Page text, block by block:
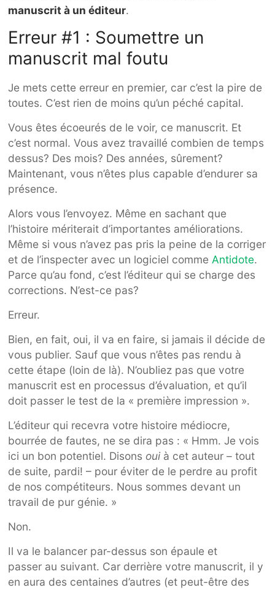
manuscrit à un éditeur.
Erreur #1 : Soumettre un
manuscrit mal foutu
Je mets cette erreur en premier, car c’est la pire de
toutes. C’est rien de moins qu’un péché capital.
Vous êtes écoeurés de le voir, ce manuscrit. Et
c’est normal. Vous avez travaillé combien de temps
dessus? Des mois? Des années, sûrement?
Maintenant, vous n’êtes plus capable d’endurer sa
présence.
Alors vous l’envoyez. Même en sachant que
l’histoire mériterait d’importantes améliorations.
Même si vous n’avez pas pris la peine de la corriger
et de l’inspecter avec un logiciel comme Antidote.
Parce qu’au fond, c’est l’éditeur qui se charge des
corrections. N’est-ce pas?
Erreur.
Bien, en fait, oui, il va en faire, si jamais il décide de
vous publier. Sauf que vous n’êtes pas rendu à
cette étape (loin de là). N’oubliez pas que votre
manuscrit est en processus d’évaluation, et qu’il
doit passer le test de la « première impression ».
L’éditeur qui recevra votre histoire médiocre,
bourrée de fautes, ne se dira pas : « Hmm. Je vois
ici un bon potentiel. Disons oui à cet auteur – tout
de suite, pardi! – pour éviter de le perdre au profit
de nos compétiteurs. Nous sommes devant un
travail de pur génie. »
Non.
Il va le balancer par-dessus son épaule et
passer au suivant. Car derrière votre manuscrit, il y
en aura des centaines d’autres (et peut-être des